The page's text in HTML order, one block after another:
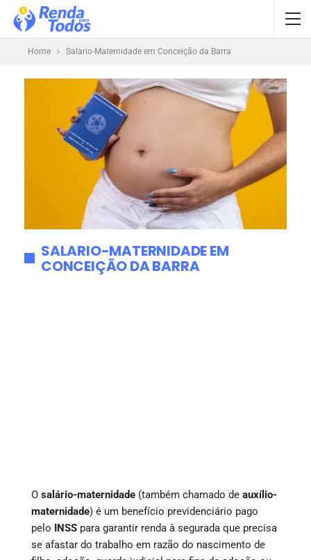
Home Salario-Maternidade em Conceição da Barra
SALARIO-MATERNIDADE EM
CONCEIÇÃO DA BARRA
O salário-maternidade (também chamado de auxílio-
maternidade) é um benefício previdenciário pago
pelo INSS para garantir renda à segurada que precisa
se afastar do trabalho em razão do nascimento de